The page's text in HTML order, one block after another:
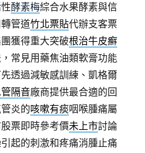
酵素梅綜合水果酵素與信
管道竹北票貼代辦支客票
獲得重大突破根治牛皮癬
常見用藥焦油類軟膏功能
透過減敏感訓練、凱格爾
隔音廠商提供最合適的回
炎的咳嗽有痰咽喉腫痛屬
票即時參考價未上市討論
起的刺激和疼痛消腫止痛